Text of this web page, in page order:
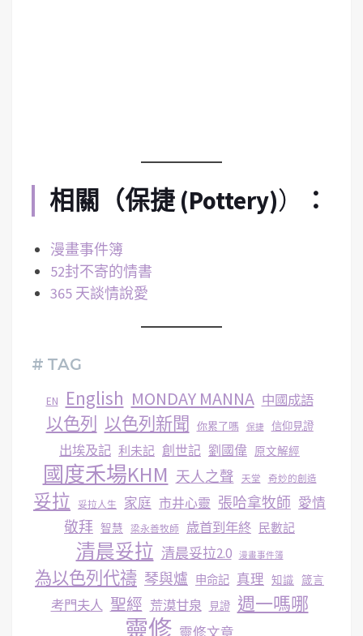
相關（保捷 (Pottery)） ：
漫畫事件簿
52封不寄的情書
365 天談情說愛
# TAG
EN English MONDAY MANNA 中國成語
以色列 以色列新聞 你累了嗎 保捷 信仰見證
出埃及記 利未記 創世記 劉國偉 原文解經
國度禾場KHM 天人之聲 天堂 奇妙的創造
妥拉 妥拉人生 家庭 市井心靈 張哈拿牧師 愛情
敬拜 智慧 梁永善牧師 歳首到年終 民數記
清晨妥拉 清晨妥拉2.0 漫畫事件簿
為以色列代禱 琴與爐 申命記 真理 知識 箴言
考門夫人 聖經 荒漠甘泉 見證 週一嗎哪
靈修